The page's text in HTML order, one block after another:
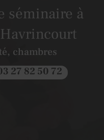
séminaire à
chambres
27 82 50 72